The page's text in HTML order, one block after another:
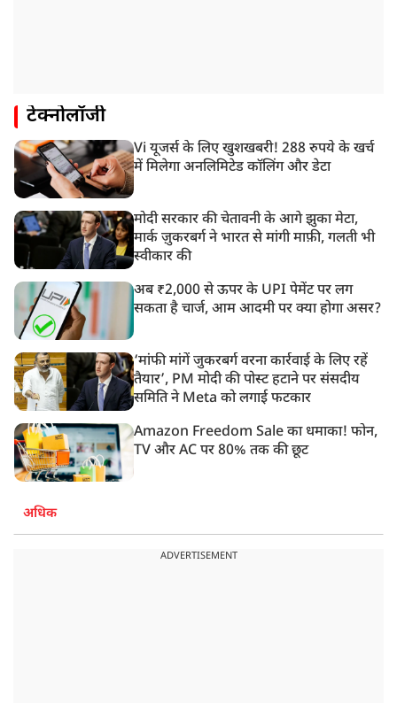
टेक्नोलॉजी
Vi यूजर्स के लिए खुशखबरी! 288 रुपये के खर्च
में मिलेगा अनलिमिटेड कॉलिंग और डेटा
मोदी सरकार की चेतावनी के आगे झुका मेटा,
मार्क ज़ुकरबर्ग ने भारत से मांगी माफ़ी, गलती भी
स्वीकार की
अब ₹2,000 से ऊपर के UPI पेमेंट पर लग
सकता है चार्ज, आम आदमी पर क्या होगा असर?
‘मांफी मांगें जुकरबर्ग वरना कार्रवाई के लिए रहें
तैयार’, PM मोदी की पोस्ट हटाने पर संसदीय
समिति ने Meta को लगाई फटकार
Amazon Freedom Sale का धमाका! फोन,
TV और AC पर 80% तक की छूट
अधिक
ADVERTISEMENT